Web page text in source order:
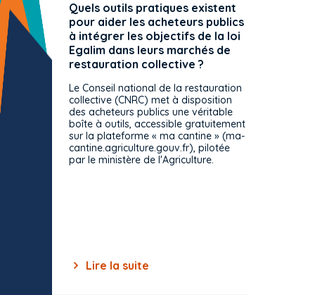
Quels outils pratiques existent
pour aider les acheteurs publics
à intégrer les objectifs de la loi
Egalim dans leurs marchés de
restauration collective ?
Le Conseil national de la restauration
collective (CNRC) met à disposition
des acheteurs publics une véritable
boîte à outils, accessible gratuitement
sur la plateforme « ma cantine » (ma-
cantine.agriculture.gouv.fr), pilotée
par le ministère de l'Agriculture.
Lire la suite